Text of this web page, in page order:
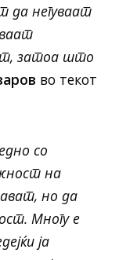
да негуваат
затоа што
во текот
со
на
но да
Многу е
ја